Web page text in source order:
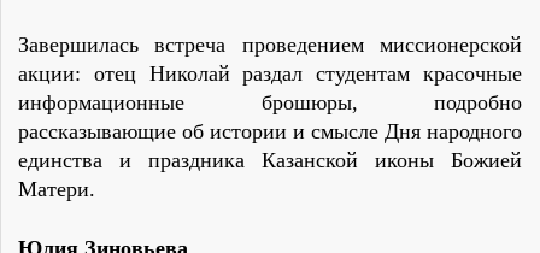
Завершилась встреча проведением миссионерской
акции: отец Николай раздал студентам красочные
информационные брошюры, подробно
рассказывающие об истории и смысле Дня народного
единства и праздника Казанской иконы Божией
Матери.